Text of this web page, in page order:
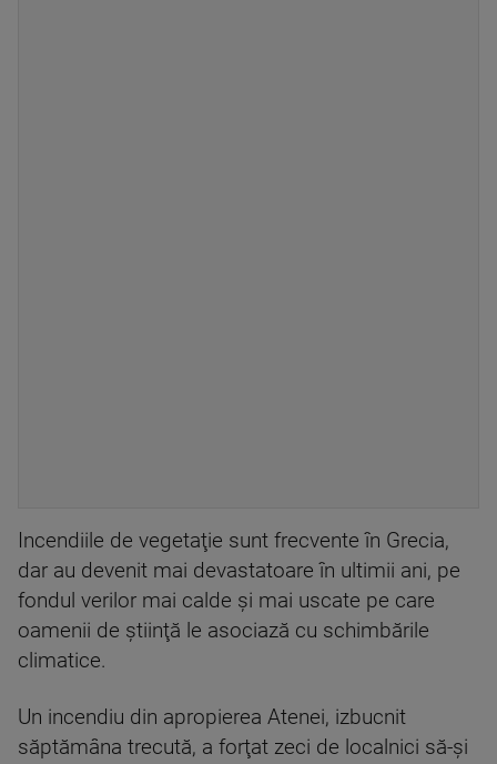
Incendiile de vegetaţie sunt frecvente în Grecia,
dar au devenit mai devastatoare în ultimii ani, pe
fondul verilor mai calde şi mai uscate pe care
oamenii de ştiinţă le asociază cu schimbările
climatice.
Un incendiu din apropierea Atenei, izbucnit
săptămâna trecută, a forţat zeci de localnici să-şi